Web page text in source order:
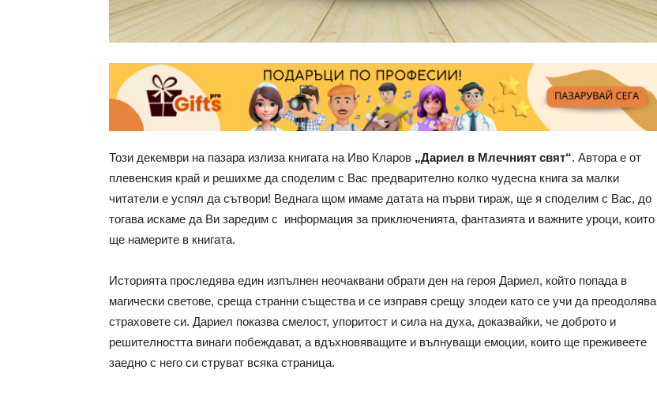
Този декември на пазара излиза книгата на Иво Кларов „Дариел в Млечният свят“. Автора е от
плевенския край и решихме да споделим с Вас предварително колко чудесна книга за малки
читатели е успял да сътвори! Веднага щом имаме датата на първи тираж, ще я споделим с Вас, до
тогава искаме да Ви заредим с информация за приключенията, фантазията и важните уроци, които
ще намерите в книгата.
Историята проследява един изпълнен неочаквани обрати ден на героя Дариел, който попада в
магически светове, среща странни същества и се изправя срещу злодеи като се учи да преодолява
страховете си. Дариел показва смелост, упоритост и сила на духа, доказвайки, че доброто и
решителността винаги побеждават, а вдъхновяващите и вълнуващи емоции, които ще преживеете
заедно с него си струват всяка страница.